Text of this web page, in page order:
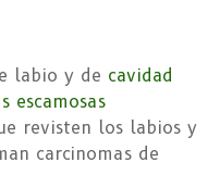
labio y de cavidad
escamosas
revisten los labios y
carcinomas de